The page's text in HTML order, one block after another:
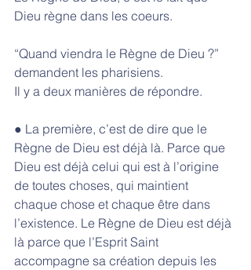
Dieu règne dans les coeurs.
“Quand viendra le Règne de Dieu ?”
demandent les pharisiens.
Il y a deux manières de répondre.
● La première, c’est de dire que le
Règne de Dieu est déjà là. Parce que
Dieu est déjà celui qui est à l’origine
de toutes choses, qui maintient
chaque chose et chaque être dans
l’existence. Le Règne de Dieu est déjà
là parce que l’Esprit Saint
accompagne sa création depuis les